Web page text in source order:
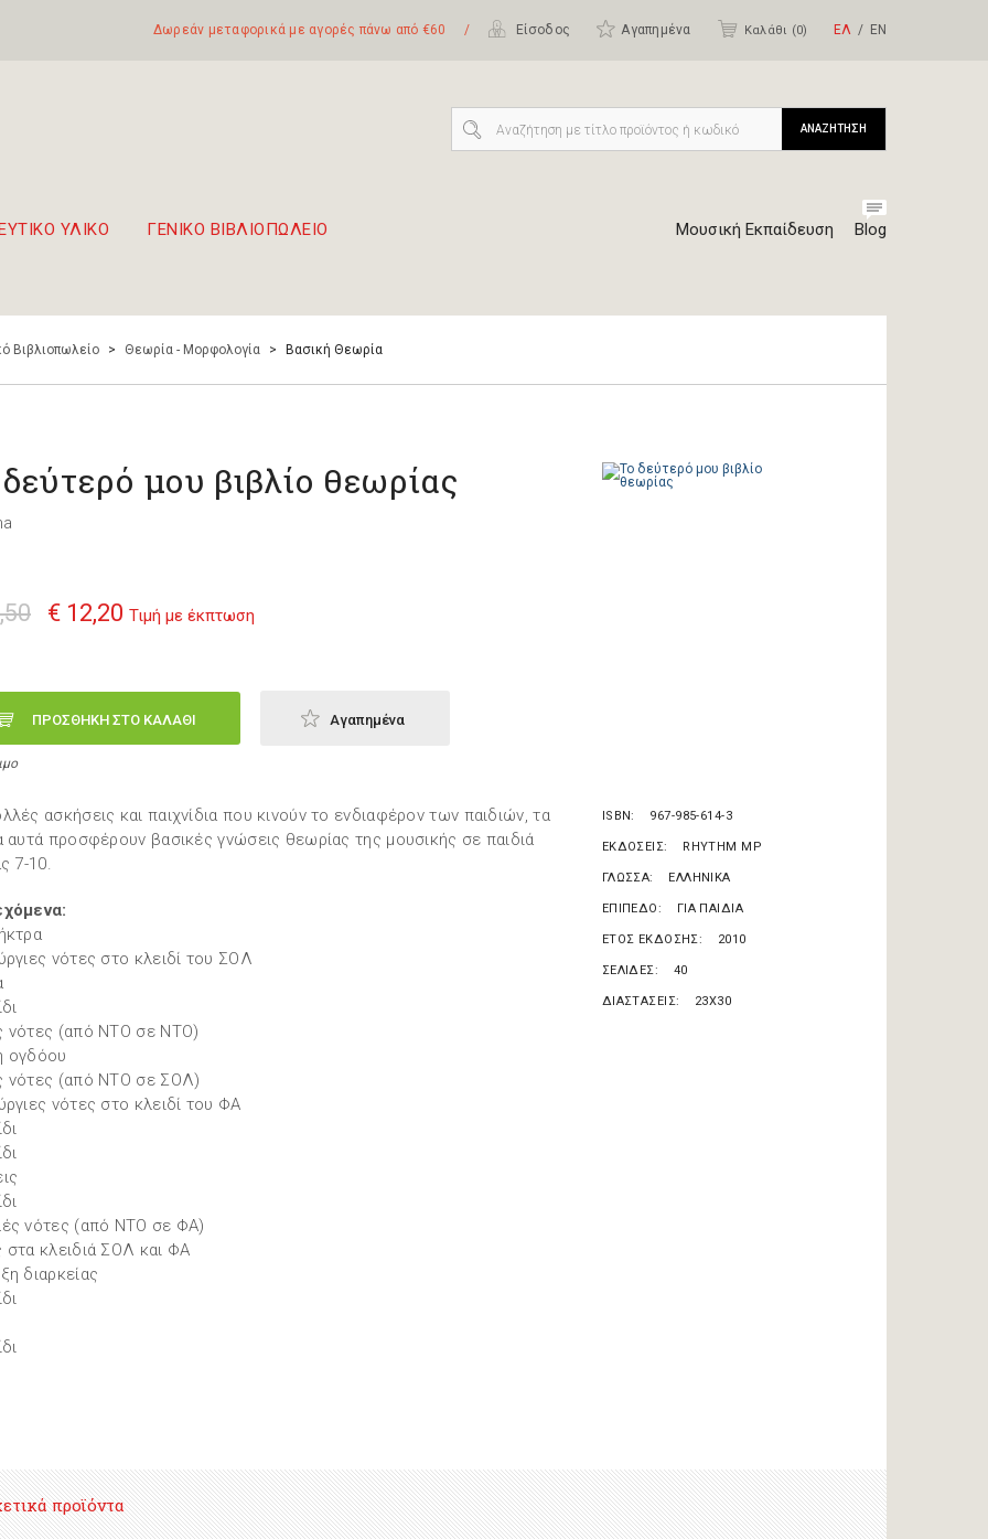
Δωρεάν μεταφορικά με αγορές πάνω από €60 / Είσοδος Αγαπημένα Καλάθι (0) ΕΛ ΕΝ
ΥΛΙΚΟ ΓΕΝΙΚΟ ΒΙΒΛΙΟΠΩΛΕΙΟ Μουσική Εκπαίδευση Blog
ΑΝΑΖΗΤΗΣΗ
Βιβλιοπωλείο > Θεωρία - Μορφολογία > Βασική Θεωρία
μου βιβλίο θεωρίας
€ 12,20 Τιμή με έκπτωση
ΠΡΟΣΘΗΚΗ ΣΤΟ ΚΑΛΑΘΙ Αγαπημένα
ασκήσεις και παιχνίδια που κινούν το ενδιαφέρον των παιδιών, τα
αυτά προσφέρουν βασικές γνώσεις θεωρίας της μουσικής σε παιδιά
7-10.
νότες στο κλειδί του ΣΟΛ
νότες (από ΝΤΟ σε ΝΤΟ)
ογδόου
νότες (από ΝΤΟ σε ΣΟΛ)
νότες στο κλειδί του ΦΑ
νότες (από ΝΤΟ σε ΦΑ)
στα κλειδιά ΣΟΛ και ΦΑ
διαρκείας
ISBN 967-985-614-3
ΕΚΔΟΣΕΙΣ RHYTHM MP
ΓΛΩΣΣΑ ΕΛΛΗΝΙΚΑ
ΕΠΙΠΕΔΟ ΓΙΑ ΠΑΙΔΙΑ
ΕΤΟΣ ΕΚΔΟΣΗΣ 2010
ΣΕΛΙΔΕΣ 40
ΔΙΑΣΤΑΣΕΙΣ 23X30
προϊόντα